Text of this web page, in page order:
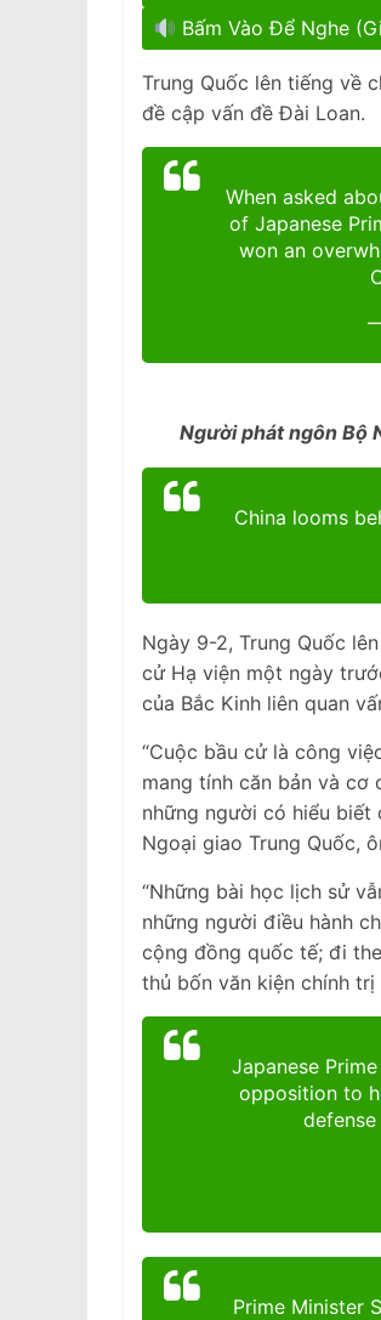
Bấm Vào Để Nghe
Trung Quốc lên tiếng về
đề cập vấn đề Đài Loan.
When asked
of Japanese
won an
Người phát ngôn Bộ
China looms
Ngày 9-2, Trung Quốc
cử Hạ viện một ngày
của Bắc Kinh liên quan
“Cuộc bầu cử là công
mang tính căn bản và cơ
những người có hiểu biết
Ngoại giao Trung Quốc,
“Những bài học lịch sử
những người điều hành
cộng đồng quốc tế; đi
thủ bốn văn kiện chính
Japanese
opposition to
Prime Minister